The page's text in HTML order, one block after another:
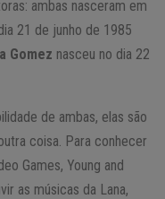
ambas nasceram em
21 de junho de 1985
Gomez nasceu no dia 22
de ambas, elas são
coisa. Para conhecer
Games, Young and
as músicas da Lana,